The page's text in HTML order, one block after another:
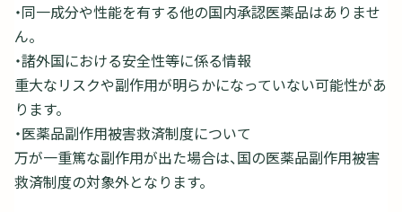
・同一成分や性能を有する他の国内承認医薬品はありませ
ん。
・諸外国における安全性等に係る情報
重大なリスクや副作用が明らかになっていない可能性があ
ります。
・医薬品副作用被害救済制度について
万が一重篤な副作用が出た場合は、国の医薬品副作用被害
救済制度の対象外となります。